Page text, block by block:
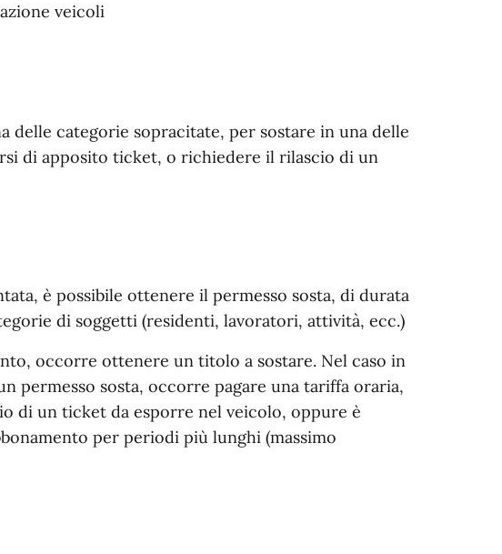
veicoli
categorie sopracitate, per sostare in una delle
di apposito ticket, o richiedere il rilascio di un
è possibile ottenere il permesso sosta, di durata
di soggetti (residenti, lavoratori, attività, ecc.)
occorre ottenere un titolo a sostare. Nel caso in
permesso sosta, occorre pagare una tariffa oraria,
di un ticket da esporre nel veicolo, oppure è
per periodi più lunghi (massimo